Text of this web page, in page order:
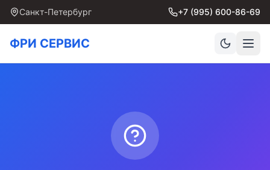
Санкт-Петербург +7 (995) 600-86-69
ФРИ СЕРВИС